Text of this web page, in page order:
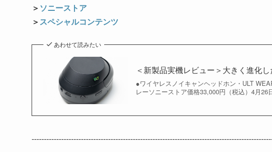
＞ ソニーストア
＞スペシャルコンテンツ
あわせて読みたい
＜新製品実機レビュー＞大きく進化
●ワイヤレスノイキャンヘッドホン・ULT
レーソニーストア価格33,000円（税込）4月26